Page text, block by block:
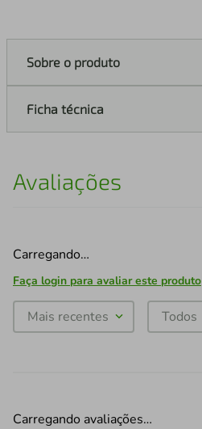
Sobre o produto
Ficha técnica
Avaliações
Carregando…
Faça login para avaliar este produto
Mais recentes Todos
Carregando avaliações…